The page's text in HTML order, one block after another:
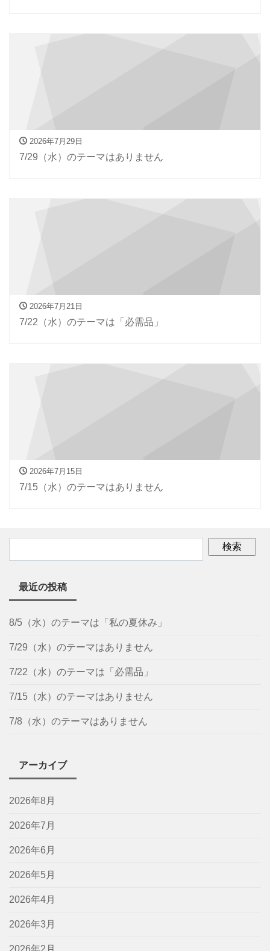
2026年7月29日
7/29（水）のテーマはありません
2026年7月21日
7/22（水）のテーマは「必需品」
2026年7月15日
7/15（水）のテーマはありません
最近の投稿
8/5（水）のテーマは「私の夏休み」
7/29（水）のテーマはありません
7/22（水）のテーマは「必需品」
7/15（水）のテーマはありません
7/8（水）のテーマはありません
アーカイブ
2026年8月
2026年7月
2026年6月
2026年5月
2026年4月
2026年3月
2026年2月